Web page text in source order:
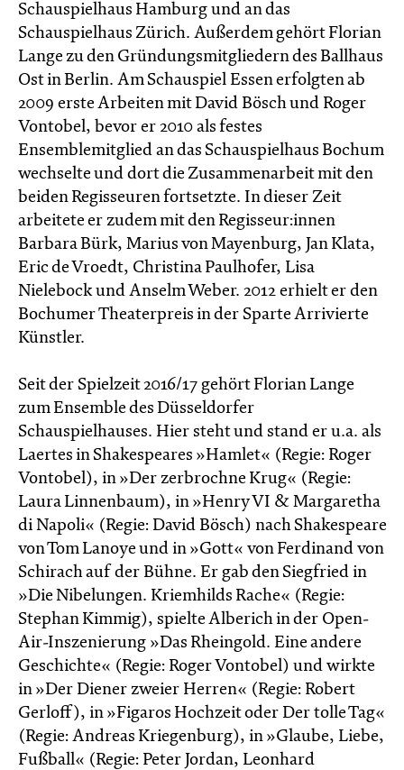
Schauspielhaus Hamburg und an das
Schauspielhaus Zürich. Außerdem gehört Florian
Lange zu den Gründungsmitgliedern des Ballhaus
Ost in Berlin. Am Schauspiel Essen erfolgten ab
2009 erste Arbeiten mit David Bösch und Roger
Vontobel, bevor er 2010 als festes
Ensemblemitglied an das Schauspielhaus Bochum
wechselte und dort die Zusammenarbeit mit den
beiden Regisseuren fortsetzte. In dieser Zeit
arbeitete er zudem mit den Regisseur:innen
Barbara Bürk, Marius von Mayenburg, Jan Klata,
Eric de Vroedt, Christina Paulhofer, Lisa
Nielebock und Anselm Weber. 2012 erhielt er den
Bochumer Theaterpreis in der Sparte Arrivierte
Künstler.
Seit der Spielzeit 2016/17 gehört Florian Lange
zum Ensemble des Düsseldorfer
Schauspielhauses. Hier steht und stand er u.a. als
Laertes in Shakespeares »Hamlet« (Regie: Roger
Vontobel), in »Der zerbrochne Krug« (Regie:
Laura Linnenbaum), in »Henry VI & Margaretha
di Napoli« (Regie: David Bösch) nach Shakespeare
von Tom Lanoye und in »Gott« von Ferdinand von
Schirach auf der Bühne. Er gab den Siegfried in
»Die Nibelungen. Kriemhilds Rache« (Regie:
Stephan Kimmig), spielte Alberich in der Open-
Air-Inszenierung »Das Rheingold. Eine andere
Geschichte« (Regie: Roger Vontobel) und wirkte
in »Der Diener zweier Herren« (Regie: Robert
Gerloff), in »Figaros Hochzeit oder Der tolle Tag«
(Regie: Andreas Kriegenburg), in »Glaube, Liebe,
Fußball« (Regie: Peter Jordan, Leonhard